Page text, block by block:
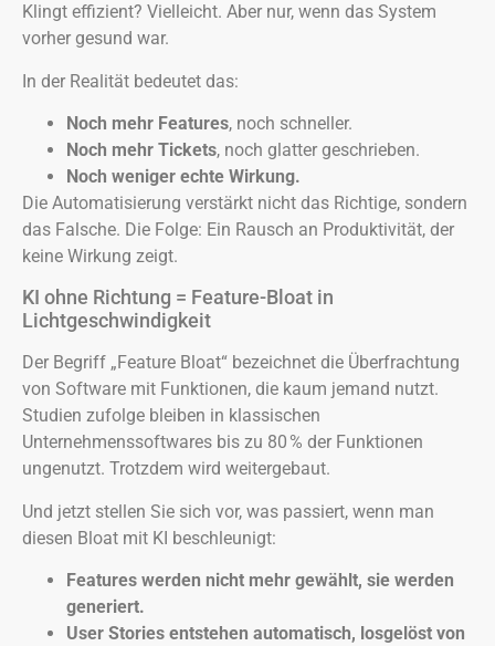
Klingt effizient? Vielleicht. Aber nur, wenn das System
vorher gesund war.
In der Realität bedeutet das:
Noch mehr Features, noch schneller.
Noch mehr Tickets, noch glatter geschrieben.
Noch weniger echte Wirkung.
Die Automatisierung verstärkt nicht das Richtige, sondern
das Falsche. Die Folge: Ein Rausch an Produktivität, der
keine Wirkung zeigt.
KI ohne Richtung = Feature-Bloat in
Lichtgeschwindigkeit
Der Begriff „Feature Bloat“ bezeichnet die Überfrachtung
von Software mit Funktionen, die kaum jemand nutzt.
Studien zufolge bleiben in klassischen
Unternehmenssoftwares bis zu 80 % der Funktionen
ungenutzt. Trotzdem wird weitergebaut.
Und jetzt stellen Sie sich vor, was passiert, wenn man
diesen Bloat mit KI beschleunigt:
Features werden nicht mehr gewählt, sie werden
generiert.
User Stories entstehen automatisch, losgelöst von